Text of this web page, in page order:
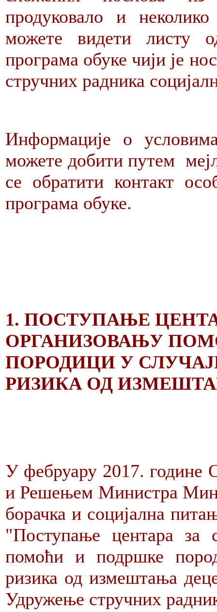
продуковало и
можете видети листу
програма обуке чији је
стручних радника
Информације о
можете добити путем
се обратити контакт
програма обуке.
1. ПОСТУПАЊЕ
ОРГАНИЗОВАЊУ
ПОРОДИЦИ У
РИЗИКА ОД
У фебруару 2017. године
и Решењем Министра
борачка и социјална
"Поступање центара за
помоћи и подршке
ризика од измештања
Удружење стручних